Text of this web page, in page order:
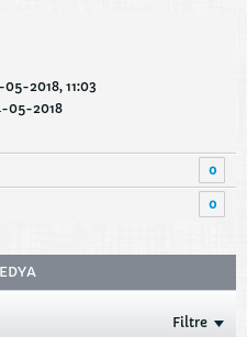
2018, 11:03
05-2018
0
0
Filtre